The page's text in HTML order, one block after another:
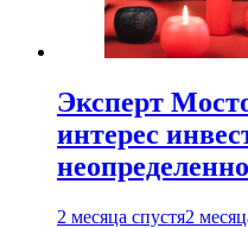
Эксперт
интерес
2 месяца спустя2